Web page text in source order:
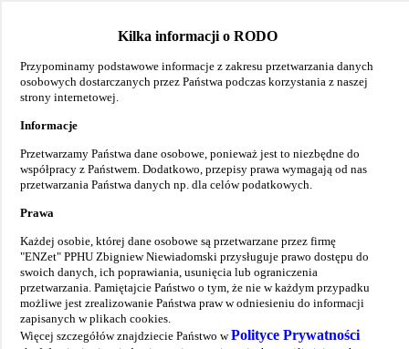
Kilka informacji o RODO
Przypominamy podstawowe informacje z zakresu przetwarzania danych
osobowych dostarczanych przez Państwa podczas korzystania z naszej
strony internetowej.
Informacje
Przetwarzamy Państwa dane osobowe, ponieważ jest to niezbędne do
współpracy z Państwem. Dodatkowo, przepisy prawa wymagają od nas
przetwarzania Państwa danych np. dla celów podatkowych.
Prawa
Każdej osobie, której dane osobowe są przetwarzane przez firmę
"ENZet" PPHU Zbigniew Niewiadomski przysługuje prawo dostępu do
swoich danych, ich poprawiania, usunięcia lub ograniczenia
przetwarzania. Pamiętajcie Państwo o tym, że nie w każdym przypadku
możliwe jest zrealizowanie Państwa praw w odniesieniu do informacji
zapisanych w plikach cookies.
Więcej szczegółów znajdziecie Państwo wPolityce Prywatności